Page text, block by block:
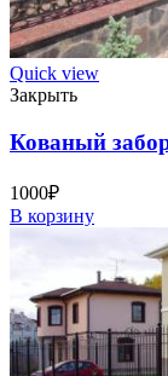
Quick view
Закрыть
Кованый
1000₽
В корзину